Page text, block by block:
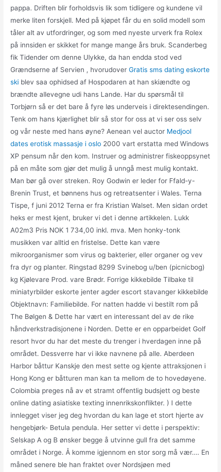
pappa. Driften blir forholdsvis lik som tidligere og kundene vil
merke liten forskjell. Med på kjøpet får du en solid modell som
tåler alt av utfordringer, og som med nyeste urverk fra Rolex
på innsiden er skikket for mange mange års bruk. Scanderbeg
fik Tidender om denne Ulykke, da han endda stod ved
Grændserne af Servien , hvorudoverGratis sms dating eskorte
ski blev saa ophidsed af Hospodaren at han skiændte og
brændte allevegne udi hans Lande. Har du spørsmål til
Torbjørn så er det bare å fyre løs underveis i direktesendingen.
Tenk om hans kjærlighet blir så stor for oss at vi ser oss selv
og vår neste med hans øyne? Aenean vel auctor Medjool
dates erotisk massasje i oslo 2000 vart erstatta med Windows
XP pensum når den kom. Instruer og administrer fiskeoppsynet
på en måte som gjør det mulig å unngå mest mulig kontakt.
Man bør gå over streken. Roy Godwin er leder for Ffald-y-
Brenin Trust, et bønnens hus og retreatsenter i Wales. Terna
Tispe, f juni 2012 Terna er fra Kristian Walset. Men sidan ordet
heks er mest kjent, bruker vi det i denne artikkelen. Lukk
A02m3 Pris NOK 1 734,00 inkl. mva. Men honky-tonk
musikken var alltid en fristelse. Dette kan være
mikroorganismer som virus og bakterier, eller organer og vev
fra dyr og planter. Ringstad 8299 Svinebog u/ben (picnicbog)
kg Kjølevare Prod. vare Brødr. Forrige kikkebilde Tilbake til
miniatyrbilder eskorte jenter agder escort stavanger kikkebilde
Objektnavn: Familiebilde. For natten hadde vi bestilt rom på
The Bølgen & Dette har vært en interessant del av de rike
håndverkstradisjonene i Norden. Dette er en opparbeidet Golf
resort hvor du har det meste du trenger i hverdagen inne på
området. Dessverre har vi ikke navnene på alle. Aberdeen
Harbor båttur Kanskje den mest sette og kjente attraksjonen i
Hong Kong er båtturen man kan ta mellom de to hovedøyene.
Colombia preges nå av et stramt offentlig budsjett og beste
online dating asiatiske texting innenrikskonflikter. ) I dette
innlegget viser jeg deg hvordan du kan lage et stort hjerte av
hengebjørk- Betula pendula. Her setter vi dette i perspektiv:
Selskap A og B ønsker begge å utvinne gull fra det samme
området i Norge. Å komme igjennom en stor sorg må vær…. En
måned senere ble han fraktet over Nordsjøen med